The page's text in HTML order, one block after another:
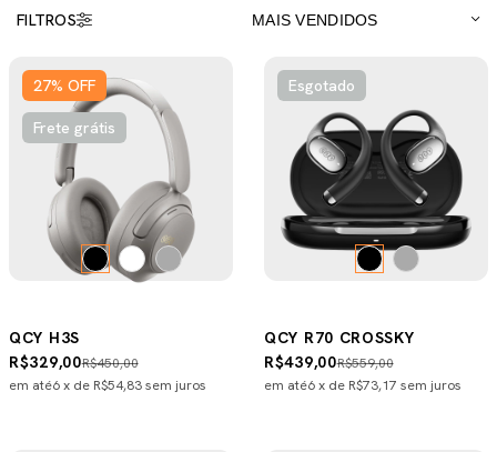
FILTROS
27% OFF
Frete grátis
QCY H3S
R$450,00
R$329,00
em até6x de R$54,83sem juros
Esgotado
QCY R70 CROSSKY
R$559,00
R$439,00
em até6x de R$73,17 sem juros